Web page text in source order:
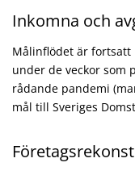
Inkomna och
Målinflödet är fortsatt
under de veckor som
rådande pandemi
mål till Sveriges